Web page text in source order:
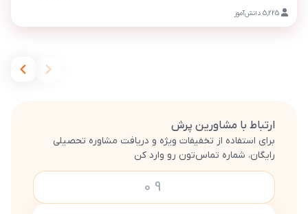
5,225 دانش‌آموز
ارتباط با مشاورین پرش
برای استفاده از تخفیفات ویژه و دریافت مشاوره تحصیلی
رایگان، شماره تماس‌تون رو وارد کن